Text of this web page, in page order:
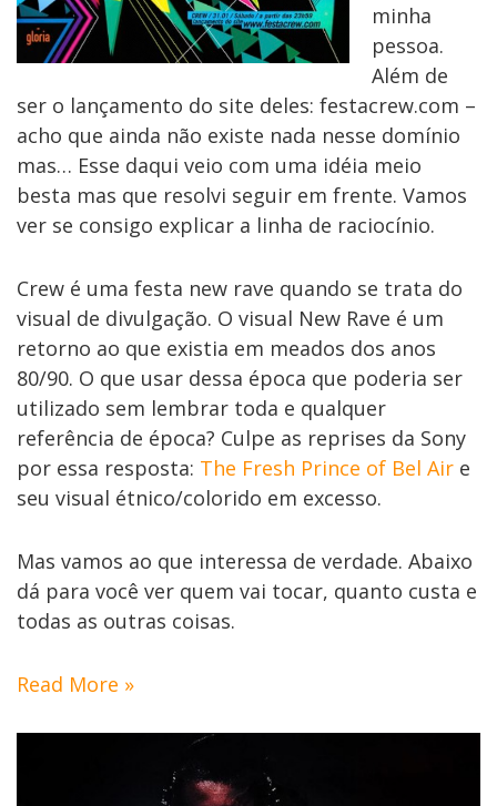
minha
pessoa.
Além de
ser o lançamento do site deles: festacrew.com –
acho que ainda não existe nada nesse domínio
mas… Esse daqui veio com uma idéia meio
besta mas que resolvi seguir em frente. Vamos
ver se consigo explicar a linha de raciocínio.
Crew é uma festa new rave quando se trata do
visual de divulgação. O visual New Rave é um
retorno ao que existia em meados dos anos
80/90. O que usar dessa época que poderia ser
utilizado sem lembrar toda e qualquer
referência de época? Culpe as reprises da Sony
por essa resposta: The Fresh Prince of Bel Air e
seu visual étnico/colorido em excesso.
Mas vamos ao que interessa de verdade. Abaixo
dá para você ver quem vai tocar, quanto custa e
todas as outras coisas.
Read More »